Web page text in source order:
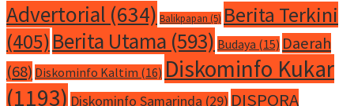
Advertorial (634) Balikpapan (5) Berita Terkini
(405)Berita Utama (593) Budaya (15) Daerah
(68) Diskominfo Kaltim (16) Diskominfo Kukar
(1193) Diskominfo Samarinda (29) DISPORA